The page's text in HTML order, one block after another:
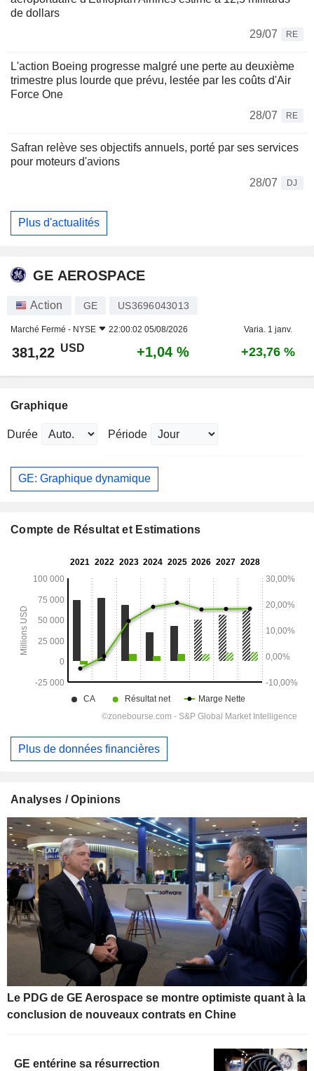
de dollars
29/07
RE
L'action Boeing progresse malgré une perte au deuxième
trimestre plus lourde que prévu, lestée par les coûts d'Air
Force One
28/07
RE
Safran relève ses objectifs annuels, porté par ses services
pour moteurs d'avions
28/07
DJ
Plus d'actualités
GE AEROSPACE
Action GE US3696043013
Marché Fermé - NYSE 22:00:02 05/08/2026 Varia. 1 janv.
381,22 USD +1,04 % +23,76 %
Graphique
Durée Période
GE: Graphique dynamique
Compte de Résultat et Estimations
Plus de données financières
Analyses / Opinions
Le PDG de GE Aerospace se montre optimiste quant à la
conclusion de nouveaux contrats en Chine
GE entérine sa résurrection